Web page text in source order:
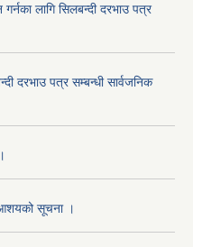
लागि सिलबन्दी दरभाउ पत्र
दरभाउ पत्र सम्बन्धी सार्वजनिक
आशयको सूचना ।